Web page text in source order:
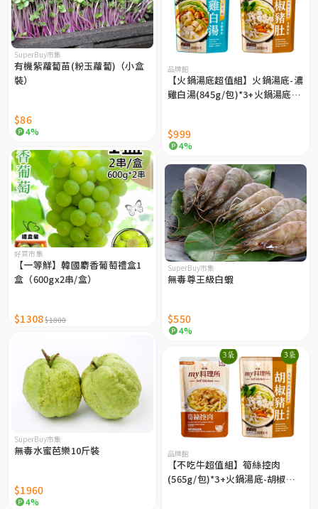
SuperBuy市集
有機紫蘿蔔苗(粉玉蘿蔔)（小盒
裝）
$86
4%
品牌館
【火鍋湯底超值組】火鍋湯底-濃
雞白湯(845g/包)*3+火鍋湯底-
$999
4%
好買市集
【一等鮮】韓國麝香葡萄禮盒1
盒（600gx2串/盒）
$1308$1800
SuperBuy市集
無毒尊王級白蝦
$550
4%
SuperBuy市集
無毒水蜜芭樂10斤裝
$1960
4%
品牌館
【不吃牛超值組】筍絲控肉
(565g/包)*3+火鍋湯底-胡椒豬